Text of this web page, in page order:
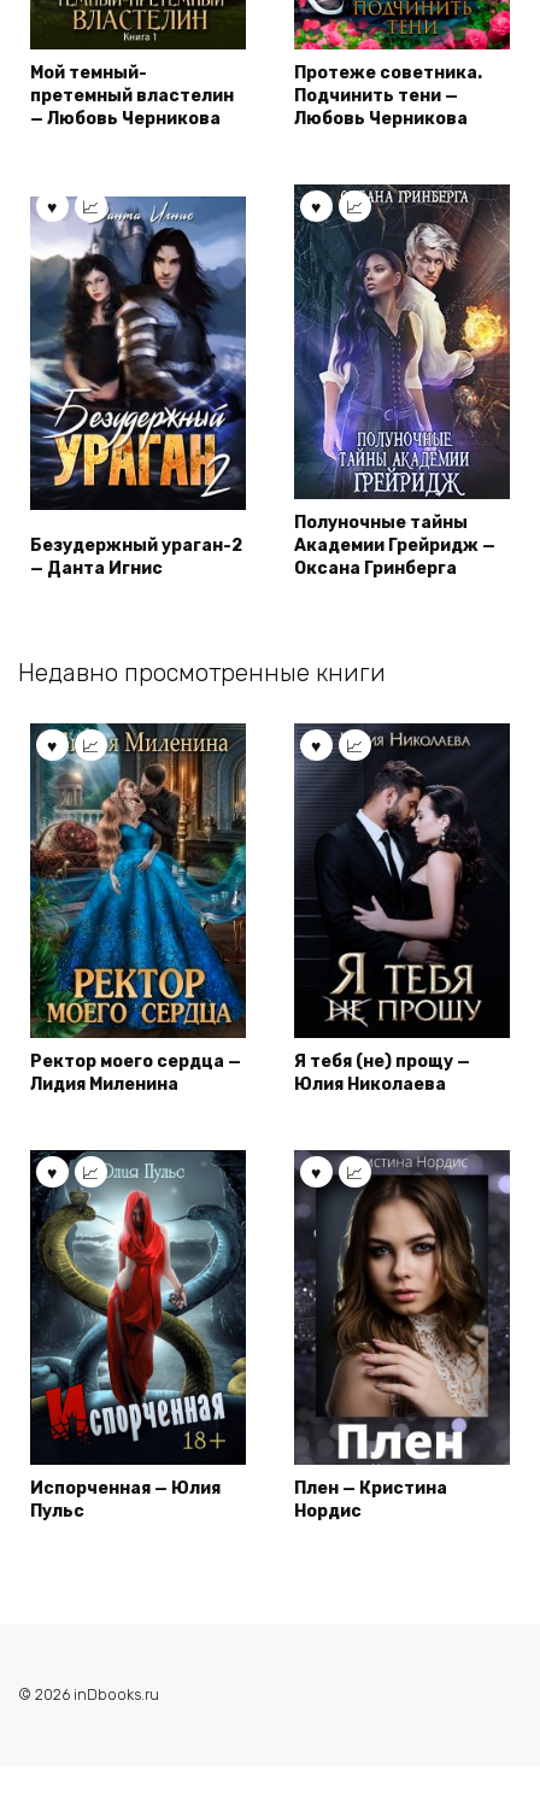
Мой темный-
претемный властелин
— Любовь Черникова
Протеже советника.
Подчинить тени —
Любовь Черникова
Безудержный ураган-2
— Данта Игнис
Полуночные тайны
Академии Грейридж —
Оксана Гринберга
Недавно просмотренные книги
Ректор моего сердца —
Лидия Миленина
Я тебя (не) прощу —
Юлия Николаева
Испорченная — Юлия
Пульс
Плен — Кристина
Нордис
© 2026 inDbooks.ru